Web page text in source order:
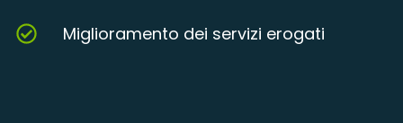
Miglioramento dei servizi erogati